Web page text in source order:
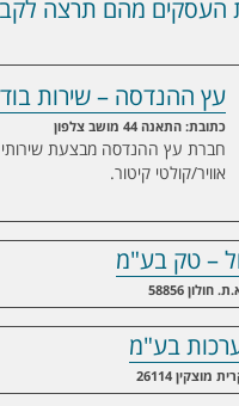
העסקים מהם תרצה
עץ ההנדסה – שירות בודק מוסמך
עץ ההנדסה – שירות
כתובת: התאנה 44 מושב צלפון
חברת עץ ההנדסה מבצעת שירותי
אוויר/קולטי קיטור.
– טק בע"מ
בע"מ